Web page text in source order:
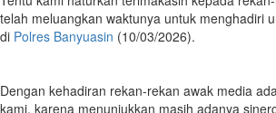
telah meluangkan waktunya untuk menghadiri
di Polres Banyuasin (10/03/2026).
Dengan kehadiran rekan-rekan awak media
kami, karena menunjukkan masih adanya